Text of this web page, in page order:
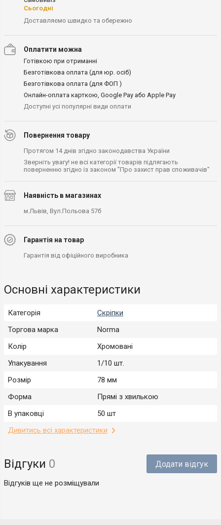
Сьогодні
Доставляємо швидко та обережно
Оплатити можна
Готівкою при отриманні
Безготівкова оплата (для юр. осіб)
Безготівкова оплата (для ФОП )
Онлайн-оплата карткою, Google Pay або Apple Pay
Доступні усі популярні види оплати
Повернення товару
Протягом 14 днів згідно законодавства України
Зверніть увагу! не всі категорії товарів підлягають
поверненню згідно із законом "Про захист прав споживачів"
Наявність в магазинах
м.Львів, Вул.Польова 57б
Гарантія на товар
Гарантія від офіційного виробника
Основні характеристики
Категорія
Скріпки
Торгова марка
Norma
Колір
Хромовані
Упакування
1/10 шт.
Розмір
78 мм
Форма
Прямі з хвилькою
В упаковці
50 шт
Дивитись всі характеристики
Відгуки 0 Додати відгук
Відгуків ще не розміщували